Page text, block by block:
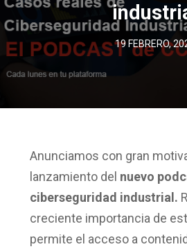
19 FEBRERO,
Anunciamos con gran
lanzamiento del nuevo
ciberseguridad industrial.
creciente importancia de
permite el acceso a